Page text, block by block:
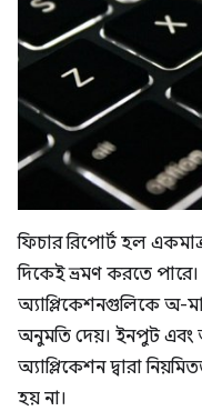
ফিচার রিপোর্ট হল
দিকেই ভ্রমণ করতে
অ্যাপ্লিকেশনগুলিকে অ-
অনুমতি দেয়। ইনপুট এবং
অ্যাপ্লিকেশন দ্বারা
হয় না।